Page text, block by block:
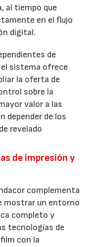
al tiempo que
en el flujo
digital.
de
sistema ofrece
la oferta de
sobre la
valor a las
depender de los
revelado
de impresión y
complementa
mostrar un entorno
completo y
tecnologías de
con la